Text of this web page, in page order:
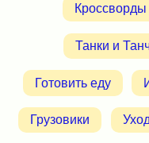
Кроссворды
Танки и
Готовить еду
Грузовики